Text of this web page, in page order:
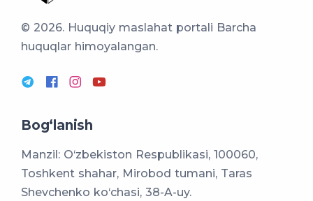
© 2026. Huquqiy maslahat portali Barcha
huquqlar himoyalangan.
Bog‘lanish
Manzil: O‘zbekiston Respublikasi, 100060,
Toshkent shahar, Mirobod tumani, Taras
Shevchenko ko‘chasi, 38-A-uy.